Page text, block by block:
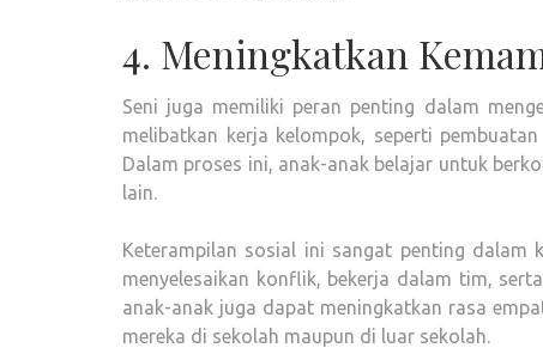
4. Meningkatkan
Seni juga memiliki peran penting dalam
melibatkan kerja kelompok, seperti
Dalam proses ini, anak-anak belajar untuk
lain.
Keterampilan sosial ini sangat penting dalam
menyelesaikan konflik, bekerja dalam tim,
anak-anak juga dapat meningkatkan rasa
mereka di sekolah maupun di luar sekolah.